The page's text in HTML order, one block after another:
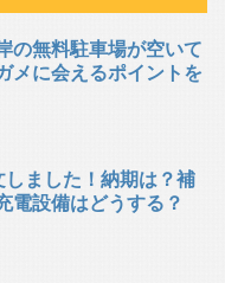
の無料駐車場が空いて
メに会えるポイントを
しました！納期は？補
電設備はどうする？